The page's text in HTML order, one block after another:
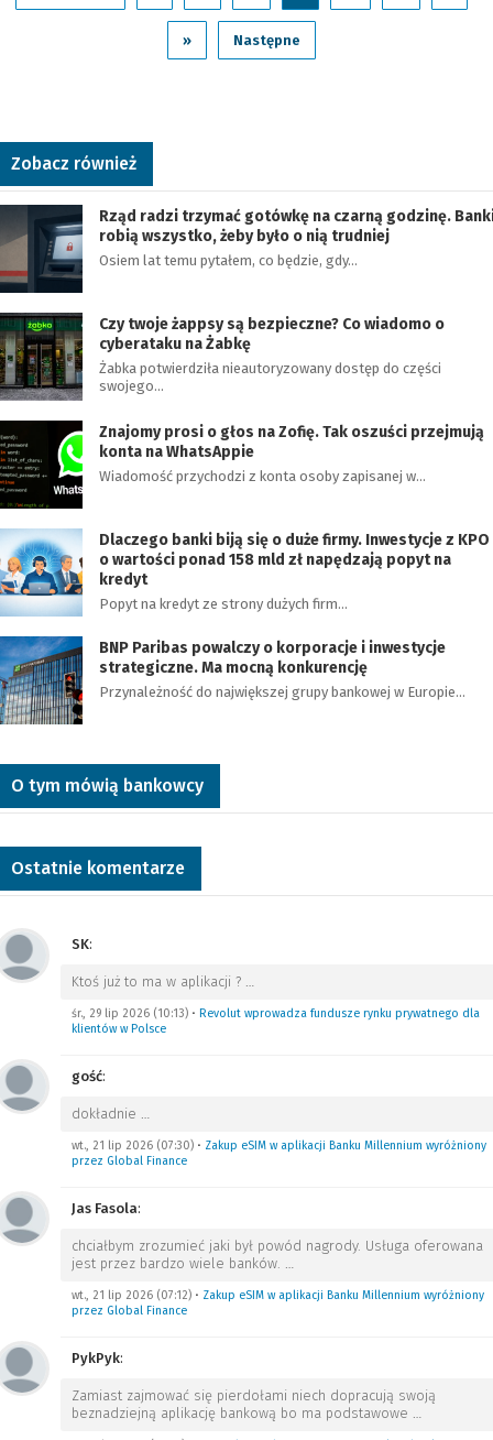
» Następne
Zobacz również
Rząd radzi trzymać gotówkę na czarną godzinę.
robią wszystko, żeby było o nią trudniej
Osiem lat temu pytałem, co będzie, gdy…
Czy twoje żappsy są bezpieczne? Co wiadomo o
cyberataku na Żabkę
Żabka potwierdziła nieautoryzowany dostęp do części
swojego…
Znajomy prosi o głos na Zofię. Tak oszuści przejmują
konta na WhatsAppie
Wiadomość przychodzi z konta osoby zapisanej w…
Dlaczego banki biją się o duże firmy. Inwestycje z KPO
o wartości ponad 158 mld zł napędzają popyt na
kredyt
Popyt na kredyt ze strony dużych firm…
BNP Paribas powalczy o korporacje i inwestycje
strategiczne. Ma mocną konkurencję
Przynależność do największej grupy bankowej w Europie…
O tym mówią bankowcy
Ostatnie komentarze
SK:
Ktoś już to ma w aplikacji ? …
śr., 29 lip 2026 (10:13) • Revolut wprowadza fundusze rynku prywatnego dla
klientów w Polsce
gość:
dokładnie …
wt., 21 lip 2026 (07:30) • Zakup eSIM w aplikacji Banku Millennium wyróżniony
przez Global Finance
Jas Fasola:
chciałbym zrozumieć jaki był powód nagrody. Usługa oferowana
jest przez bardzo wiele banków. …
wt., 21 lip 2026 (07:12) • Zakup eSIM w aplikacji Banku Millennium wyróżniony
przez Global Finance
PykPyk:
Zamiast zajmować się pierdołami niech dopracują swoją
beznadziejną aplikację bankową bo ma podstawowe …